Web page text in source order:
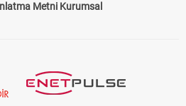
Metni Kurumsal